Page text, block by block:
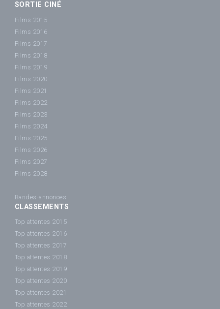
SORTIE CINÉ
Films 2015
Films 2016
Films 2017
Films 2018
Films 2019
Films 2020
Films 2021
Films 2022
Films 2023
Films 2024
Films 2025
Films 2026
Films 2027
Films 2028
Bandes-annonces
CLASSEMENTS
Top attentes 2015
Top attentes 2016
Top attentes 2017
Top attentes 2018
Top attentes 2019
Top attentes 2020
Top attentes 2021
Top attentes 2022